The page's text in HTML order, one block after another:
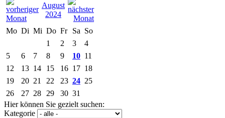
August
2024
Mo Di Mi Do Fr Sa So
1
2 3
4
5
6 7 8 9 10 11
12
13 14 15 16 17 18
19
20 21 22 23 24 25
26
27 28 29 30 31
Hier können Sie gezielt suchen:
Kategorie